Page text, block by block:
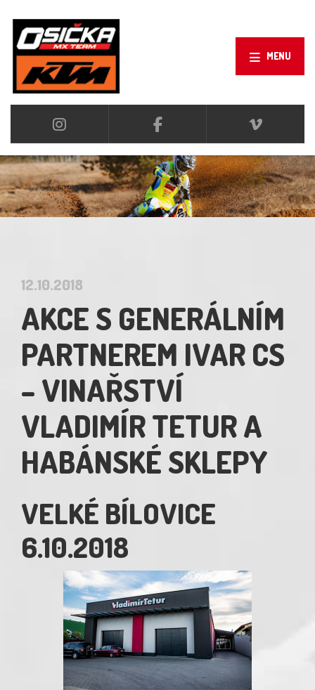
MENU
12.10.2018
AKCE S GENERÁLNÍM
PARTNEREM IVAR CS
– VINAŘSTVÍ
VLADIMÍR TETUR A
HABÁNSKÉ SKLEPY
VELKÉ BÍLOVICE
6.10.2018